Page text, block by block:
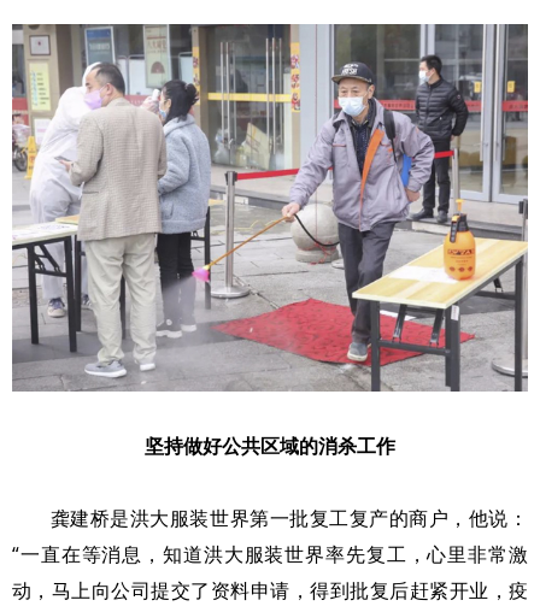
坚持做好公共区域的消杀工作
龚建桥是洪大服装世界第一批复工复产的商户，他说：
“一直在等消息，知道洪大服装世界率先复工，心里非常激
动，马上向公司提交了资料申请，得到批复后赶紧开业，疫